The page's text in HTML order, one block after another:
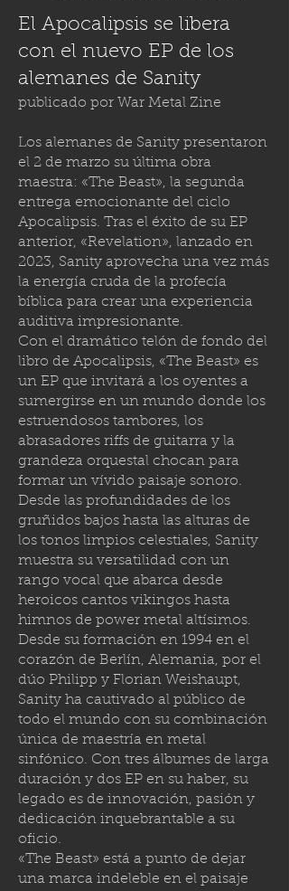
El Apocalipsis se libera
con el nuevo EP de los
alemanes de Sanity
publicado por War Metal Zine
Los alemanes de Sanity presentaron
el 2 de marzo su última obra
maestra: «The Beast», la segunda
entrega emocionante del ciclo
Apocalipsis. Tras el éxito de su EP
anterior, «Revelation», lanzado en
2023, Sanity aprovecha una vez más
la energía cruda de la profecía
bíblica para crear una experiencia
auditiva impresionante.
Con el dramático telón de fondo del
libro de Apocalipsis, «The Beast» es
un EP que invitará a los oyentes a
sumergirse en un mundo donde los
estruendosos tambores, los
abrasadores riffs de guitarra y la
grandeza orquestal chocan para
formar un vívido paisaje sonoro.
Desde las profundidades de los
gruñidos bajos hasta las alturas de
los tonos limpios celestiales, Sanity
muestra su versatilidad con un
rango vocal que abarca desde
heroicos cantos vikingos hasta
himnos de power metal altísimos.
Desde su formación en 1994 en el
corazón de Berlín, Alemania, por el
dúo Philipp y Florian Weishaupt,
Sanity ha cautivado al público de
todo el mundo con su combinación
única de maestría en metal
sinfónico. Con tres álbumes de larga
duración y dos EP en su haber, su
legado es de innovación, pasión y
dedicación inquebrantable a su
oficio.
«The Beast» está a punto de dejar
una marca indeleble en el paisaje